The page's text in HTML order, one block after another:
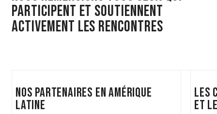
PARTICIPENT ET SOUTIENNENT
ACTIVEMENT LES RENCONTRES
NOS PARTENAIRES EN AMÉRIQUE
LATINE
LES
ET